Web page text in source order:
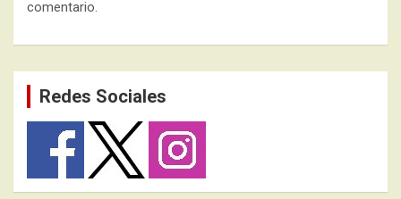
comentario.
Redes Sociales